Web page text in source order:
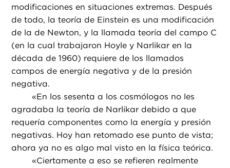
modificaciones en situaciones extremas. Después
de todo, la teoría de Einstein es una modificación
de la de Newton, y la llamada teoría del campo C
(en la cual trabajaron Hoyle y Narlikar en la
década de 1960) requiere de los llamados
campos de energía negativa y de la presión
negativa.
«En los sesenta a los cosmólogos no les
agradaba la teoría de Narlikar debido a que
requería componentes como la energía y presión
negativas. Hoy han retomado ese punto de vista;
ahora ya no es algo mal visto en la física teórica.
«Ciertamente a eso se refieren realmente